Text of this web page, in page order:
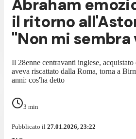
Abraham
il ritorno
"Non mi sembra
Il 28enne centravanti inglese,
aveva riscattato dalla Roma, torna a
anni: cos'ha detto
3 min
Pubblicato il 27.01.2026, 23:22